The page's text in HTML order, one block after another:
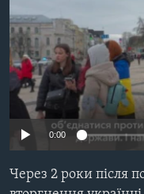
КУЛЬТУРА
СУСПІЛЬСТВО
ЕКОНОМІКА
ІСТОРІЇ УСПІХУ
БОРОТЬБА З
ВІДЕО
ТЕЛЕПРОГРАМИ
ЧАС-TIME
БРИФІНГ ГОЛОСУ
ENGLISH
Learning English
МИ В СОЦМЕРЕЖАХ
No media
0:00
Через 2 роки після